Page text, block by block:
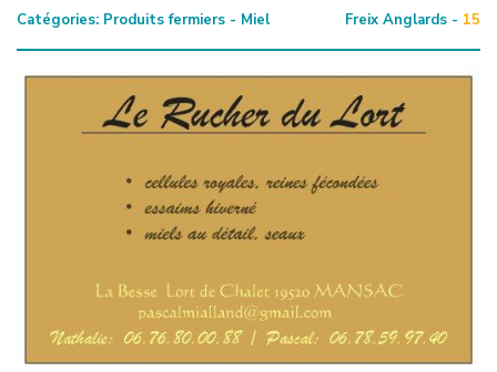
Catégories: Produits fermiers - Miel Freix Anglards - 15